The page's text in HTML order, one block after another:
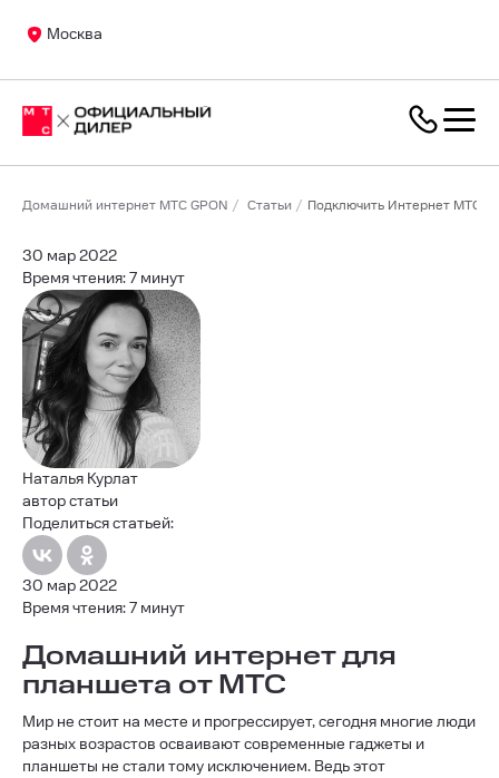
Москва
Домашний интернет МТС GPON Статьи Подключить Интернет МТС
30 мар 2022
Время чтения: 7 минут
Наталья Курлат
автор статьи
Поделиться статьей:
30 мар 2022
Время чтения: 7 минут
Домашний интернет для
планшета от МТС
Мир не стоит на месте и прогрессирует, сегодня многие люди
разных возрастов осваивают современные гаджеты и
планшеты не стали тому исключением. Ведь этот